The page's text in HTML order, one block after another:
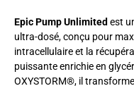
Epic Pump Unlimited est
ultra-dosé, conçu pour
intracellulaire et la
puissante enrichie en
OXYSTORM®, il